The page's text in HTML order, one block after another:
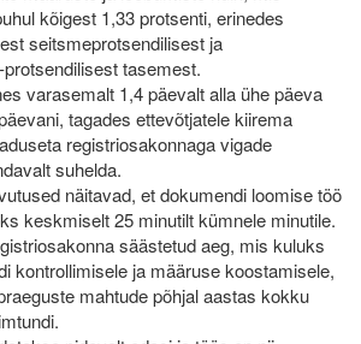
kõigest 1,33 protsenti, erinedes
seitsmeprotsendilisest ja
tasemest.
varasemalt 1,4 päevalt alla ühe päeva
tagades ettevõtjatele kiirema
registriosakonnaga vigade
suhelda.
näitavad, et dokumendi loomise töö
keskmiselt 25 minutilt kümnele minutile.
säästetud aeg, mis kuluks
kontrollimisele ja määruse koostamisele,
mahtude põhjal aastas kokku